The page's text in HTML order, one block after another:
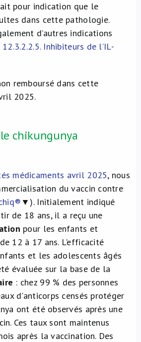
pour indication que le
dans cette pathologie.
d’autres indications
12.3.2.2.5. Inhibiteurs de l’IL-
remboursé dans cette
2025.
chikungunya
médicaments avril 2025, nous
du vaccin contre
▼). Initialement indiqué
de 18 ans, il a reçu une
pour les enfants et
12 à 17 ans. L'efficacité
et les adolescents âgés
évaluée sur la base de la
: chez 99 % des personnes
d'anticorps censés protéger
ont été observés après une
Ces taux sont maintenus
après la vaccination. Des